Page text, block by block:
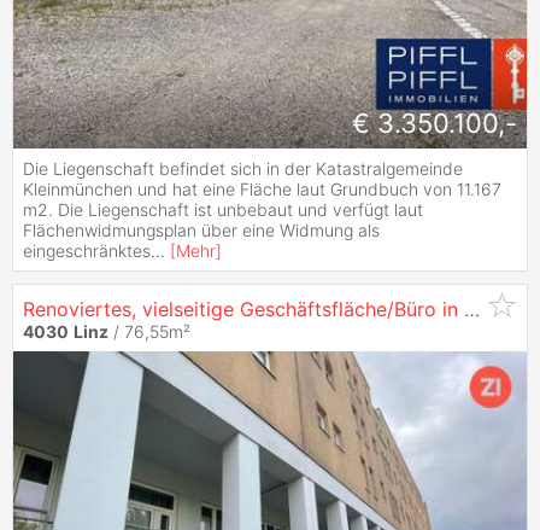
€ 3.350.100,-
Die Liegenschaft befindet sich in der Katastralgemeinde
Kleinmünchen und hat eine Fläche laut Grundbuch von 11.167
m2. Die Liegenschaft ist unbebaut und verfügt laut
Flächenwidmungsplan über eine Widmung als
eingeschränktes... [Mehr]
Renoviertes, vielseitige Geschäftsfläche/Büro in der Hartheimerstraße in
4030 Linz / 76,55m²